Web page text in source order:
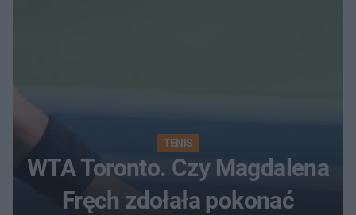
TENIS
WTA Toronto. Czy Magdalena
Fręch zdołała pokonać